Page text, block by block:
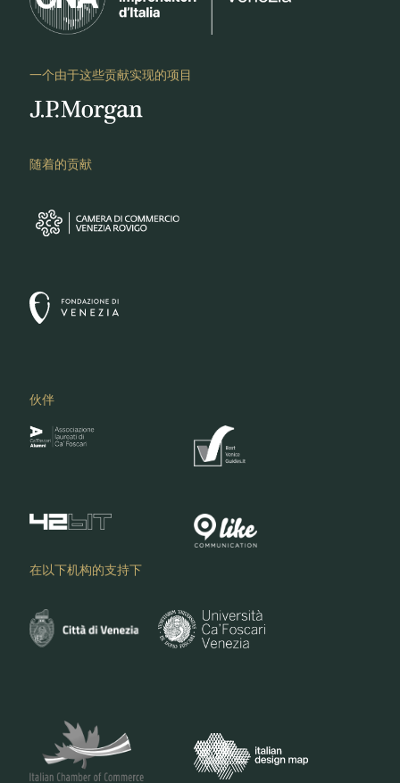
一个由于这些贡献实现的项目
随着的贡献
伙伴
在以下机构的支持下